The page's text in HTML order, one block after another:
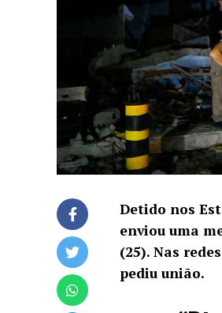
Detido nos
enviou uma
(25). Nas
pediu união.